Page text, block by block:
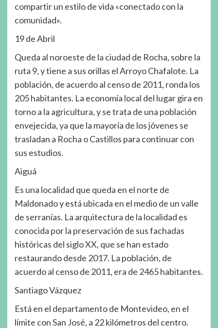
compartir un estilo de vida «conectado con la
comunidad».
19 de Abril
Queda al noroeste de la ciudad de Rocha, sobre la
ruta 9, y tiene a sus orillas el Arroyo Chafalote. La
población, de acuerdo al censo de 2011, ronda los
205 habitantes. La economía local del lugar gira en
torno a la agricultura, y se trata de una población
envejecida, ya que la mayoría de los jóvenes se
trasladan a Rocha o Castillos para continuar con
sus estudios.
Aiguá
Es una localidad que queda en el norte de
Maldonado y está ubicada en el medio de un valle
de serranías. La arquitectura de la localidad es
conocida por la preservación de sus fachadas
históricas del siglo XX, que se han estado
restaurando desde 2017. La población, de
acuerdo al censo de 2011, era de 2465 habitantes.
Santiago Vázquez
Está en el departamento de Montevideo, en el
límite con San José, a 22 kilómetros del centro.